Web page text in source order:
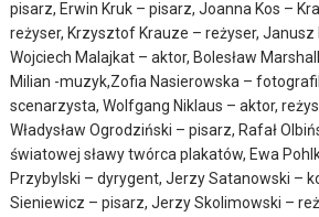
pisarz, Erwin Kruk – pisarz, Joanna Kos –
reżyser, Krzysztof Krauze – reżyser, Janusz
Wojciech Malajkat – aktor, Bolesław
Milian -muzyk,Zofia Nasierowska –
scenarzysta, Wolfgang Niklaus – aktor,
Władysław Ogrodziński – pisarz, Rafał
światowej sławy twórca plakatów, Ewa
Przybylski – dyrygent, Jerzy Satanowski –
Sieniewicz – pisarz, Jerzy Skolimowski –